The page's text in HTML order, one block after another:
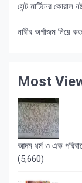
সেন্ট মার্টিনের কোরাল
নারীর অর্গাজম নিয়ে
Most
আদম ধর্ম ও এক
(5,660)